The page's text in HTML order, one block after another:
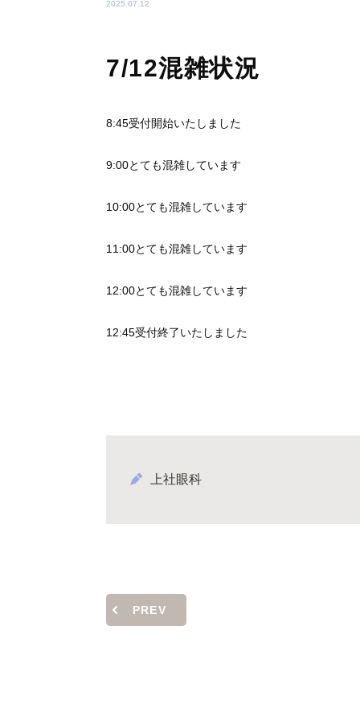
2025.07.12
7/12混雑状況
8:45受付開始いたしました
9:00とても混雑しています
10:00とても混雑しています
11:00とても混雑しています
12:00とても混雑しています
12:45受付終了いたしました
上社眼科
PREV